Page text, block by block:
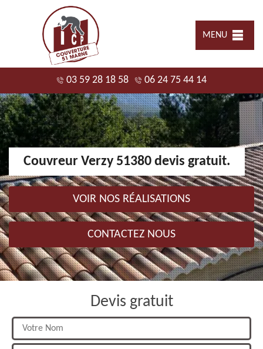
MENU
03 59 28 18 58 06 24 75 44 14
Couvreur Verzy 51380 devis gratuit.
VOIR NOS RÉALISATIONS
CONTACTEZ NOUS
Devis gratuit